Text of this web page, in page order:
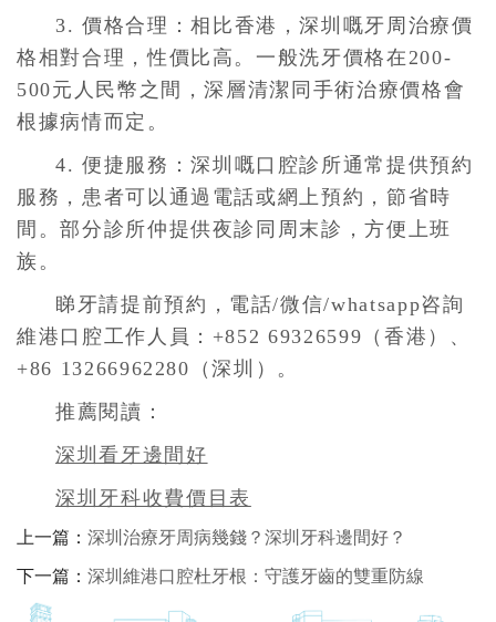
3. 價格合理：相比香港，深圳嘅牙周治療價
格相對合理，性價比高。一般洗牙價格在200-
500元人民幣之間，深層清潔同手術治療價格會
根據病情而定。
4. 便捷服務：深圳嘅口腔診所通常提供預約
服務，患者可以通過電話或網上預約，節省時
間。部分診所仲提供夜診同周末診，方便上班
族。
睇牙請提前預約，電話/微信/whatsapp咨詢
維港口腔工作人員：+852 69326599（香港）、
+86 13266962280（深圳）。
推薦閱讀：
深圳看牙邊間好
深圳牙科收費價目表
上一篇： 深圳治療牙周病幾錢？深圳牙科邊間好？
下一篇： 深圳維港口腔杜牙根：守護牙齒的雙重防線